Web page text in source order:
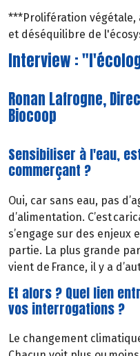
***Prolifération végétale,
et déséquilibre de
Interview :
Ronan Lafrogne,
Biocoop
Sensibiliser à l'eau,
commerçant ?
Oui, car sans eau, pas
d’alimentation. C’est
s’engage sur des enjeux
partie. La plus grande
vient de France, il y a
Et alors ? Quel lien
vos interrogations ?
Le changement